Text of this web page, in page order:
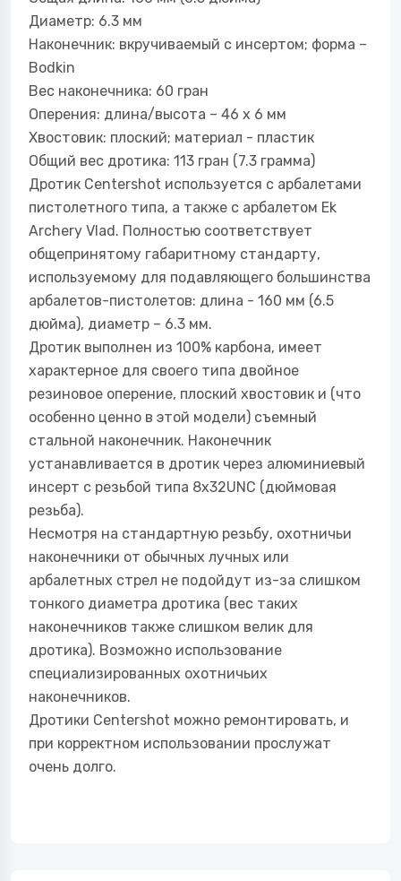
Диаметр: 6.3 мм
Наконечник: вкручиваемый с инсертом; форма –
Bodkin
Вес наконечника: 60 гран
Оперения: длина/высота – 46 х 6 мм
Хвостовик: плоский; материал - пластик
Общий вес дротика: 113 гран (7.3 грамма)
Дротик Centershot используется с арбалетами
пистолетного типа, а также с арбалетом Ek
Archery Vlad. Полностью соответствует
общепринятому габаритному стандарту,
используемому для подавляющего большинства
арбалетов-пистолетов: длина - 160 мм (6.5
дюйма), диаметр – 6.3 мм.
Дротик выполнен из 100% карбона, имеет
характерное для своего типа двойное
резиновое оперение, плоский хвостовик и (что
особенно ценно в этой модели) съемный
стальной наконечник. Наконечник
устанавливается в дротик через алюминиевый
инсерт с резьбой типа 8x32UNC (дюймовая
резьба).
Несмотря на стандартную резьбу, охотничьи
наконечники от обычных лучных или
арбалетных стрел не подойдут из-за слишком
тонкого диаметра дротика (вес таких
наконечников также слишком велик для
дротика). Возможно использование
специализированных охотничьих
наконечников.
Дротики Centershot можно ремонтировать, и
при корректном использовании прослужат
очень долго.